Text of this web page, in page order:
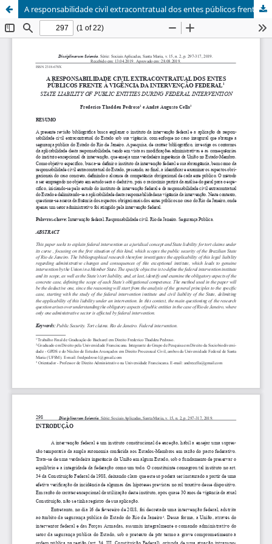
A responsabilidade civil extracontratual dos entes públicos frente à vigência da intervenção federal